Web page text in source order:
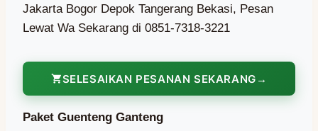
Jakarta Bogor Depok Tangerang Bekasi, Pesan
Lewat Wa Sekarang di 0851-7318-3221
SELESAIKAN PESANAN SEKARANG
Paket Guenteng Ganteng